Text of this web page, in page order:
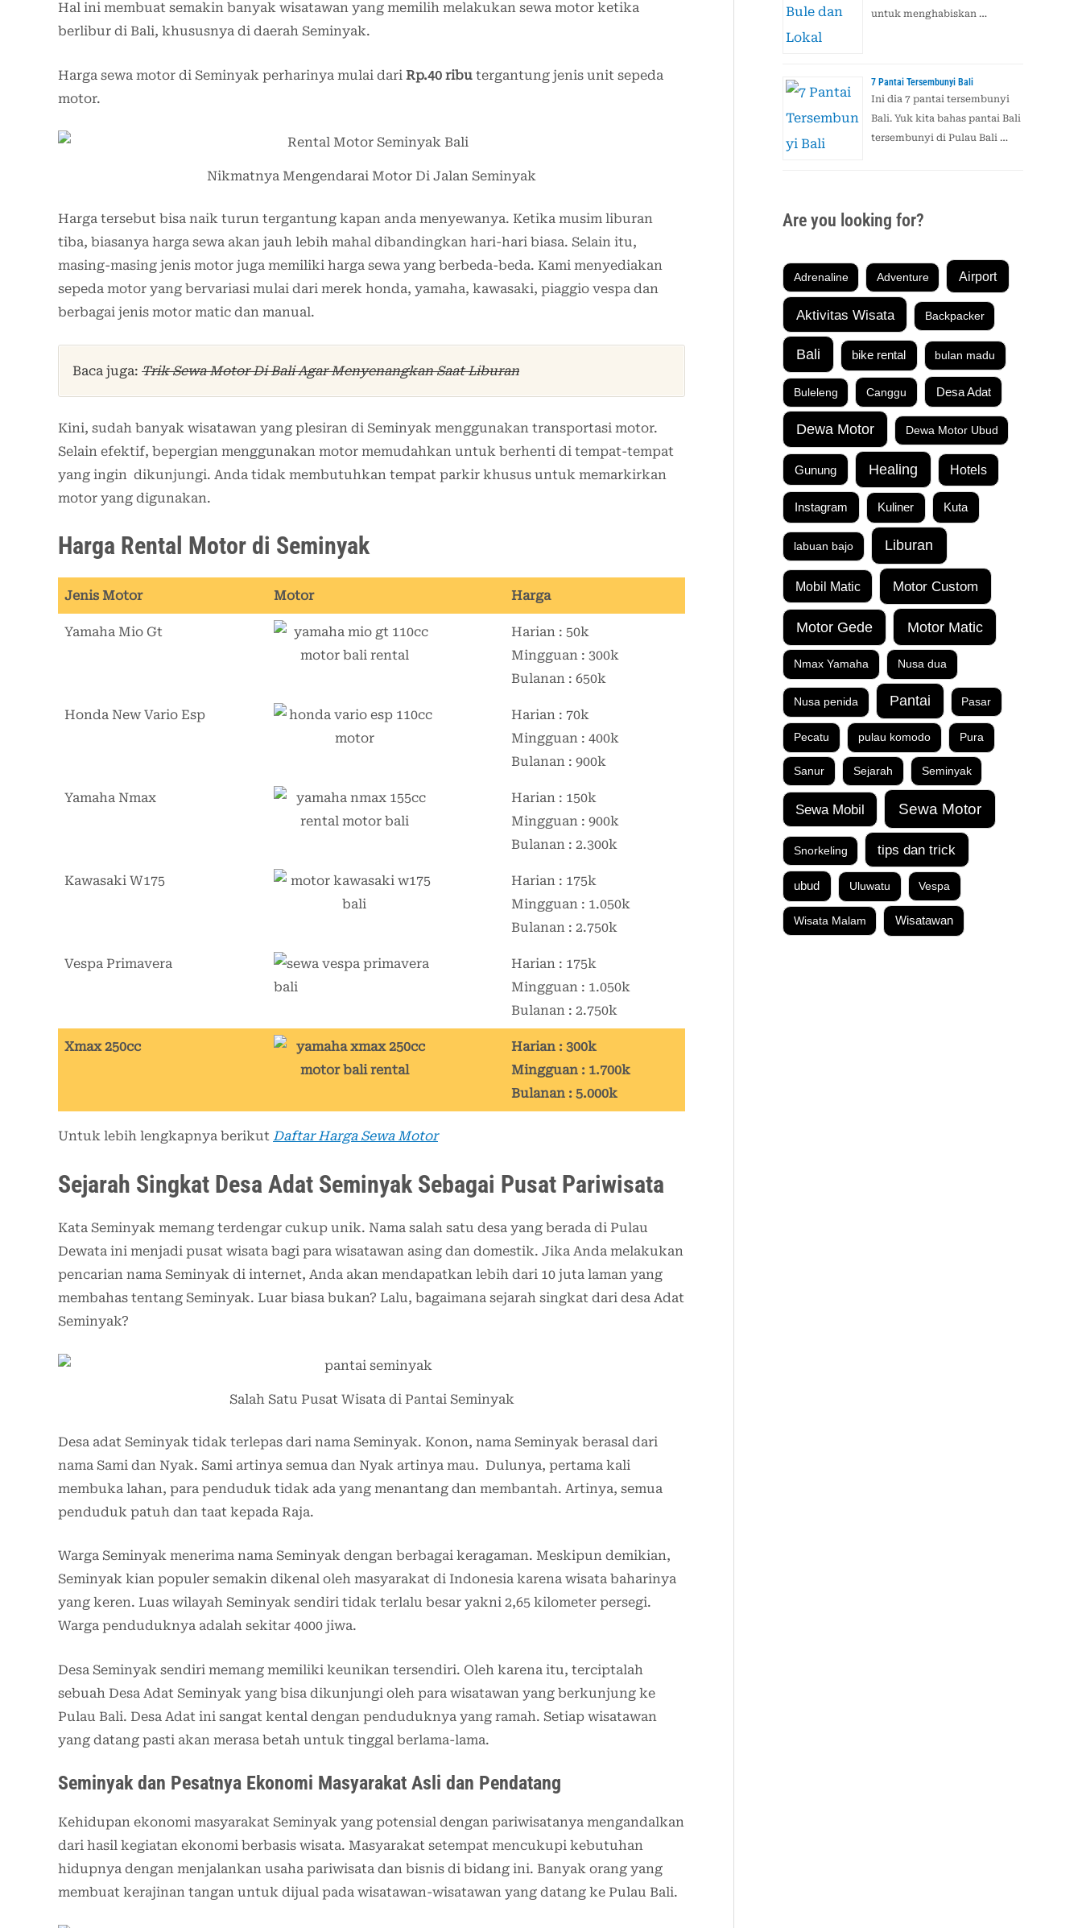
Hal ini membuat semakin banyak wisatawan yang memilih melakukan sewa motor ketika
berlibur di Bali, khususnya di daerah Seminyak.
Harga sewa motor di Seminyak perharinya mulai dari Rp.40 ribu tergantung jenis unit sepeda
motor.
Nikmatnya Mengendarai Motor Di Jalan Seminyak
Harga tersebut bisa naik turun tergantung kapan anda menyewanya. Ketika musim liburan
tiba, biasanya harga sewa akan jauh lebih mahal dibandingkan hari-hari biasa. Selain itu,
masing-masing jenis motor juga memiliki harga sewa yang berbeda-beda. Kami menyediakan
sepeda motor yang bervariasi mulai dari merek honda, yamaha, kawasaki, piaggio vespa dan
berbagai jenis motor matic dan manual.
Baca juga: Trik Sewa Motor Di Bali Agar Menyenangkan Saat Liburan
Kini, sudah banyak wisatawan yang plesiran di Seminyak menggunakan transportasi motor.
Selain efektif, bepergian menggunakan motor memudahkan untuk berhenti di tempat-tempat
yang ingin dikunjungi. Anda tidak membutuhkan tempat parkir khusus untuk memarkirkan
motor yang digunakan.
Harga Rental Motor di Seminyak
Jenis Motor Motor Harga
Yamaha Mio Gt
Harian : 50k
Mingguan : 300k
Bulanan : 650k
Honda New Vario Esp
Harian : 70k
Mingguan : 400k
Bulanan : 900k
Yamaha Nmax
Harian : 150k
Mingguan : 900k
Bulanan : 2.300k
Kawasaki W175
Harian : 175k
Mingguan : 1.050k
Bulanan : 2.750k
Vespa Primavera
Harian : 175k
Mingguan : 1.050k
Bulanan : 2.750k
Xmax 250cc
Harian : 300k
Mingguan : 1.700k
Bulanan : 5.000k
Untuk lebih lengkapnya berikut Daftar Harga Sewa Motor
Sejarah Singkat Desa Adat Seminyak Sebagai Pusat Pariwisata
Kata Seminyak memang terdengar cukup unik. Nama salah satu desa yang berada di Pulau
Dewata ini menjadi pusat wisata bagi para wisatawan asing dan domestik. Jika Anda melakukan
pencarian nama Seminyak di internet, Anda akan mendapatkan lebih dari 10 juta laman yang
membahas tentang Seminyak. Luar biasa bukan? Lalu, bagaimana sejarah singkat dari desa Adat
Seminyak?
Salah Satu Pusat Wisata di Pantai Seminyak
Desa adat Seminyak tidak terlepas dari nama Seminyak. Konon, nama Seminyak berasal dari
nama Sami dan Nyak. Sami artinya semua dan Nyak artinya mau. Dulunya, pertama kali
membuka lahan, para penduduk tidak ada yang menantang dan membantah. Artinya, semua
penduduk patuh dan taat kepada Raja.
Warga Seminyak menerima nama Seminyak dengan berbagai keragaman. Meskipun demikian,
Seminyak kian populer semakin dikenal oleh masyarakat di Indonesia karena wisata baharinya
yang keren. Luas wilayah Seminyak sendiri tidak terlalu besar yakni 2,65 kilometer persegi.
Warga penduduknya adalah sekitar 4000 jiwa.
Desa Seminyak sendiri memang memiliki keunikan tersendiri. Oleh karena itu, terciptalah
sebuah Desa Adat Seminyak yang bisa dikunjungi oleh para wisatawan yang berkunjung ke
Pulau Bali. Desa Adat ini sangat kental dengan penduduknya yang ramah. Setiap wisatawan
yang datang pasti akan merasa betah untuk tinggal berlama-lama.
Seminyak dan Pesatnya Ekonomi Masyarakat Asli dan Pendatang
Kehidupan ekonomi masyarakat Seminyak yang potensial dengan pariwisatanya mengandalkan
dari hasil kegiatan ekonomi berbasis wisata. Masyarakat setempat mencukupi kebutuhan
hidupnya dengan menjalankan usaha pariwisata dan bisnis di bidang ini. Banyak orang yang
membuat kerajinan tangan untuk dijual pada wisatawan-wisatawan yang datang ke Pulau Bali.
untuk menghabiskan …
7 Pantai Tersembunyi Bali
Ini dia 7 pantai tersembunyi
Bali. Yuk kita bahas pantai Bali
tersembunyi di Pulau Bali …
Are you looking for?
Adrenaline Adventure Airport
Aktivitas Wisata Backpacker
Bali bike rental bulan madu
Buleleng Canggu Desa Adat
Dewa Motor Dewa Motor Ubud
Gunung Healing Hotels
Instagram Kuliner Kuta
labuan bajo Liburan
Mobil Matic Motor Custom
Motor Gede Motor Matic
Nmax Yamaha Nusa dua
Nusa penida Pantai Pasar
Pecatu pulau komodo Pura
Sanur Sejarah Seminyak
Sewa Mobil Sewa Motor
Snorkeling tips dan trick
ubud Uluwatu Vespa
Wisata Malam Wisatawan